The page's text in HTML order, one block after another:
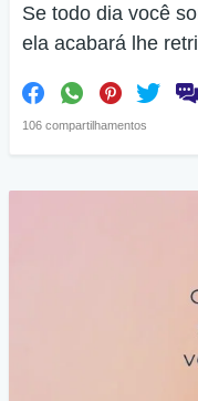
Se todo dia você
ela acabará lhe
106 compartilhamentos